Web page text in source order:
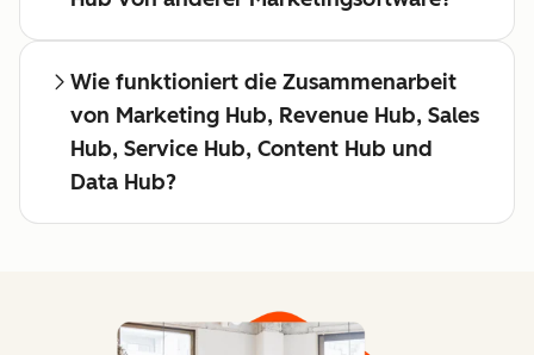
Wie funktioniert die Zusammenarbeit
von Marketing Hub, Revenue Hub, Sales
Hub, Service Hub, Content Hub und
Data Hub?